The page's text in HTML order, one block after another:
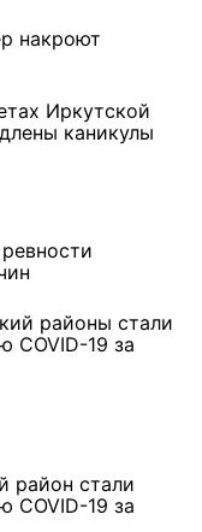
накроют
Иркутской
каникулы
районы стали
COVID-19 за
район стали
COVID-19 за